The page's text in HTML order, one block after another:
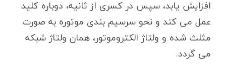
افزایش یابد، سپس در کسری از ثانیه، دوباره کلید
عمل می کند و نحو سرسیم بندی موتوره به صورت
مثلث شده و ولتاژ الکتروموتور، همان ولتاژ شبکه
می گردد.